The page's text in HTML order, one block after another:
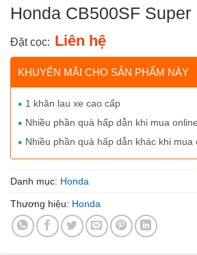
Honda CB500SF Super
Đặt cọc: Liên hệ
KHUYẾN MÃI CHO SẢN PHẨM NÀY
1 khăn lau xe cao cấp
Nhiều phần quà hấp dẫn khi mua online
Nhiều phần quà hấp dẫn khác khi mua
Danh mục: Honda
Thương hiệu: Honda